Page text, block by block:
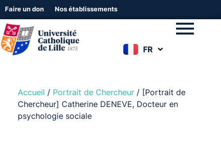
Faire un don Nos établissements
FR
EN
Accueil / Portrait de Chercheur/ [Portrait de
Chercheur] Catherine DENEVE, Docteur en
psychologie sociale